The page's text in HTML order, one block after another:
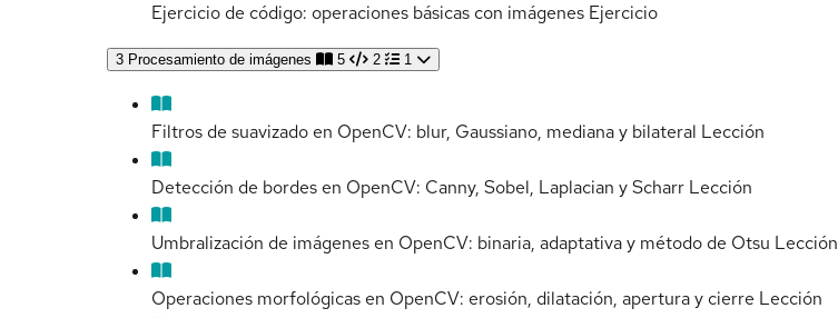
Ejercicio de código: operaciones básicas con imágenes Ejercicio
3 Procesamiento de imágenes 5 2 1
Filtros de suavizado en OpenCV: blur, Gaussiano, mediana y bilateral Lección
Detección de bordes en OpenCV: Canny, Sobel, Laplacian y Scharr Lección
Umbralización de imágenes en OpenCV: binaria, adaptativa y método de Otsu Lección
Operaciones morfológicas en OpenCV: erosión, dilatación, apertura y cierre Lección